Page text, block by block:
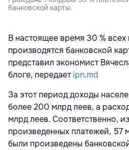
банковской карты.
В настоящее время 30 % всех
производятся банковской
представил экономист
блоге, передаетipn.md
За этот период доходы
более 200 млрд леев, а
млрд леев. Соответственно,
произведенных платежей, 57
были произведены